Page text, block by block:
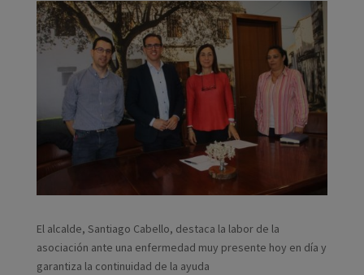
El alcalde, Santiago Cabello, destaca la labor de la
asociación ante una enfermedad muy presente hoy en día y
garantiza la continuidad de la ayuda